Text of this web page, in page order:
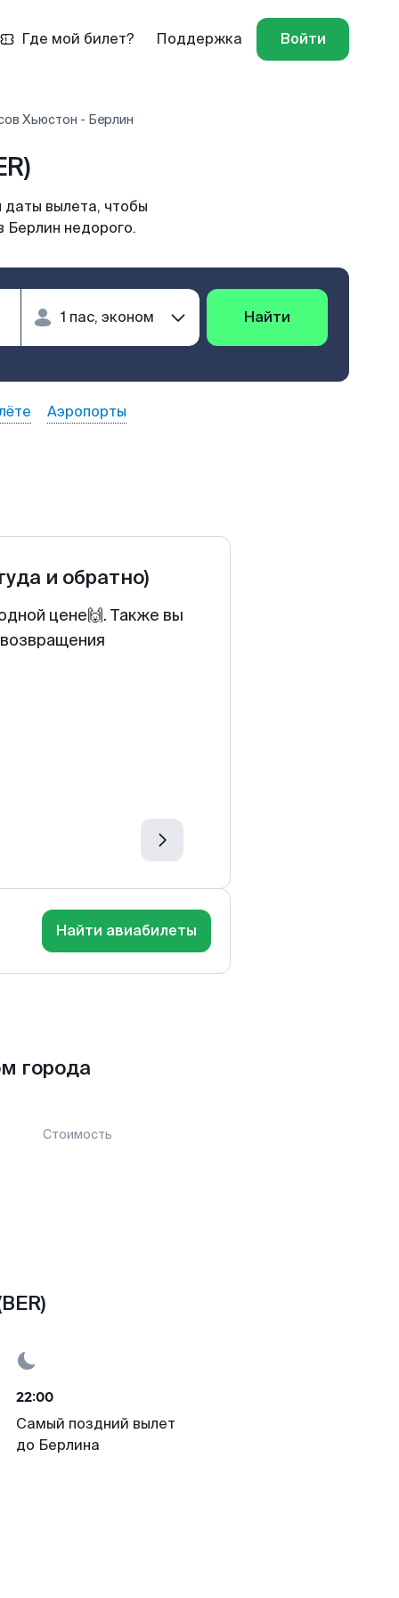
Где мой билет? Поддержка Войти
Хьюстон - Берлин
вылета, чтобы
Берлин недорого.
Найти
Аэропорты
и обратно)
цене🙌. Также вы
Найти авиабилеты
города
Стоимость
22:00
Самый поздний вылет
до Берлина